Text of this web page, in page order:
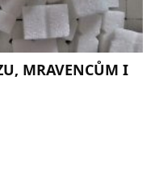
MRAVENCŮM I